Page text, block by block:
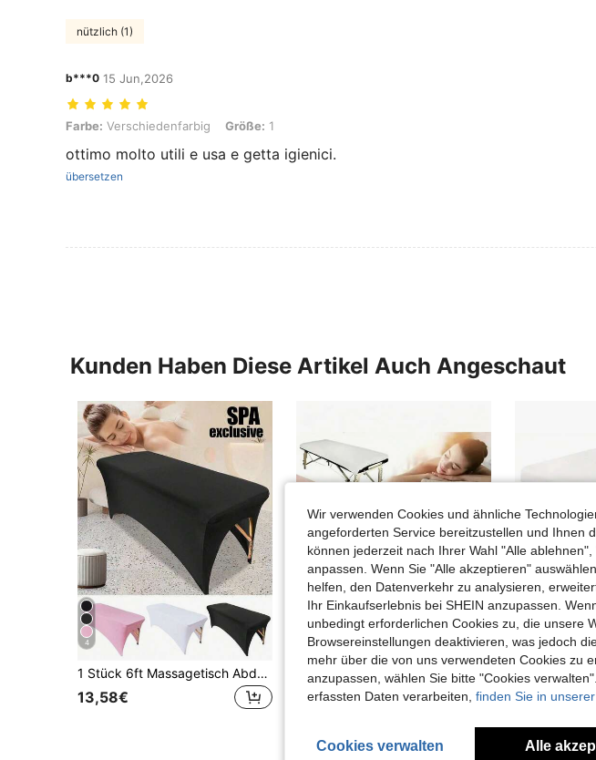
nützlich (1)
b***0 15 Jun,2026
Farbe: Verschiedenfarbig, Größe: 1
Farbe: Verschiedenfarbig Größe: 1
ottimo molto utili e usa e getta igienici.
übersetzen
Kunden Haben Diese Artikel Auch Angeschaut
4
1 Stück 6ft Massagetisch Abdeckung für Salons, dehnbare Wimpernverlängerungs-Bettabdeckung, geeignet für Wimpernverlängerungs-Bett, Schönheitssalon
13,58€
10/20/100 Stück Einweg-Massagebettlaken-Set | Vliesstoff-Bettlaken und Abdeckungen, geeignet für Massage, Spa, Salon und Hotel, weich, wasserdicht, langanhaltend, hygienisch, professionelle Hygiene
20 übrig
13,94€
Wir verwenden Cookies und ähnliche
angeforderten Service bereitzustellen und Ihnen
können jederzeit nach Ihrer Wahl "Alle
anpassen. Wenn Sie "Alle akzeptieren"
helfen, den Datenverkehr zu analysieren,
Ihr Einkaufserlebnis bei SHEIN anzupassen.
unbedingt erforderlichen Cookies zu, die unsere
Browsereinstellungen deaktivieren, was jedoch
mehr über die von uns verwendeten Cookies zu
anzupassen, wählen Sie bitte "Cookies
erfassten Daten verarbeiten, finden Sie in
Cookies verwalten Alle